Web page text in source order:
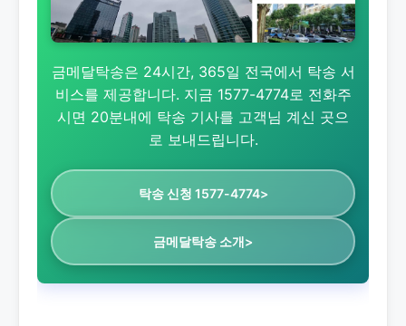
금메달탁송은 24시간, 365일 전국에서 탁송 서
비스를 제공합니다. 지금 1577-4774로 전화주
시면 20분내에 탁송 기사를 고객님 계신 곳으
로 보내드립니다.
탁송 신청 1577-4774>
금메달탁송 소개>